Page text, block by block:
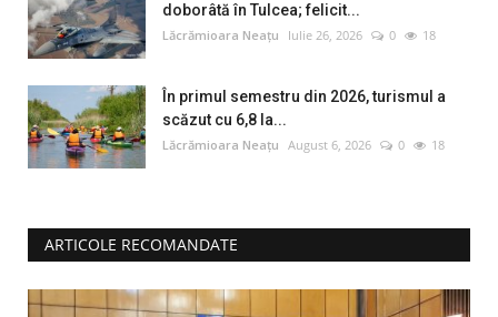
doborâtă în Tulcea; felicit...
Lăcrămioara Neațu Iulie 26, 2026 0 18
În primul semestru din 2026, turismul a
scăzut cu 6,8 la...
Lăcrămioara Neațu August 6, 2026 0 18
ARTICOLE RECOMANDATE